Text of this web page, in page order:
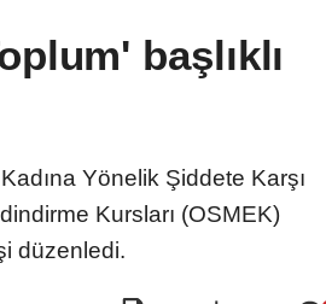
başlıklı
Yönelik Şiddete Karşı
Kursları (OSMEK)
düzenledi.